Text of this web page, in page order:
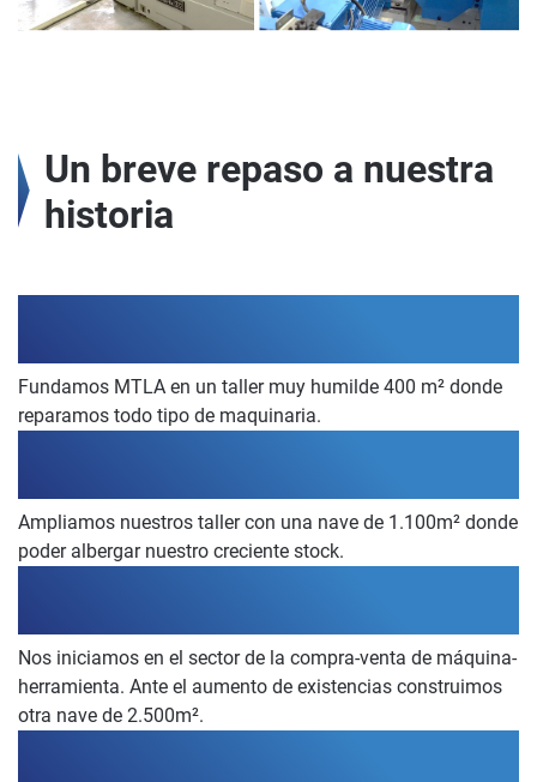
Un breve repaso a nuestra
historia
Fundamos MTLA en un taller muy humilde 400 m² donde
reparamos todo tipo de maquinaria.
Ampliamos nuestros taller con una nave de 1.100m² donde
poder albergar nuestro creciente stock.
Nos iniciamos en el sector de la compra-venta de máquina-
herramienta. Ante el aumento de existencias construimos
otra nave de 2.500m².